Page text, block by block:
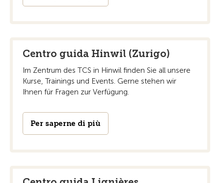
Centro guida Hinwil (Zurigo)
Im Zentrum des TCS in Hinwil finden Sie all unsere
Kurse, Trainings und Events. Gerne stehen wir
Ihnen für Fragen zur Verfügung.
Per saperne di più